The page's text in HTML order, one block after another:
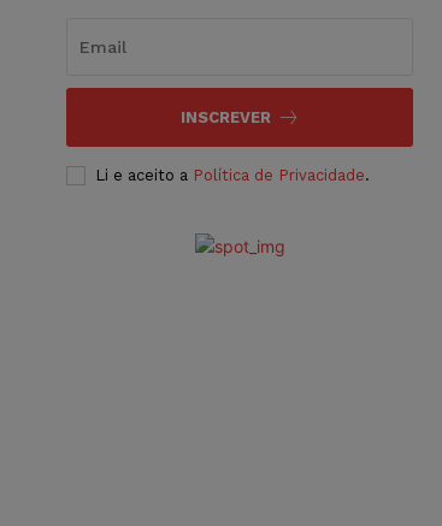
INSCREVER
Li e aceito a Política de Privacidade.